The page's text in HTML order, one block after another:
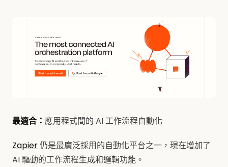
最適合： 應用程式間的 AI 工作流程自動化
Zapier仍是最廣泛採用的自動化平台之一，現在增加了
AI 驅動的工作流程生成和邏輯功能。